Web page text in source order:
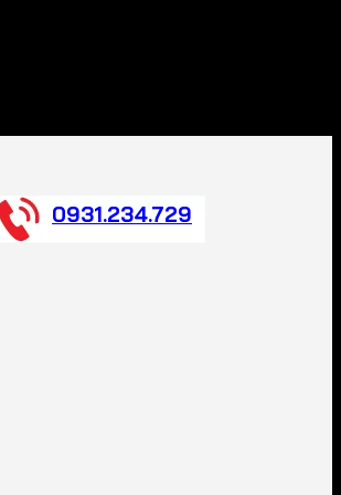
0931.234.729